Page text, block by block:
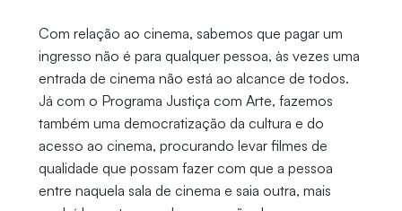
Com relação ao cinema, sabemos que pagar um
ingresso não é para qualquer pessoa, às vezes uma
entrada de cinema não está ao alcance de todos.
Já com o Programa Justiça com Arte, fazemos
também uma democratização da cultura e do
acesso ao cinema, procurando levar filmes de
qualidade que possam fazer com que a pessoa
entre naquela sala de cinema e saia outra, mais